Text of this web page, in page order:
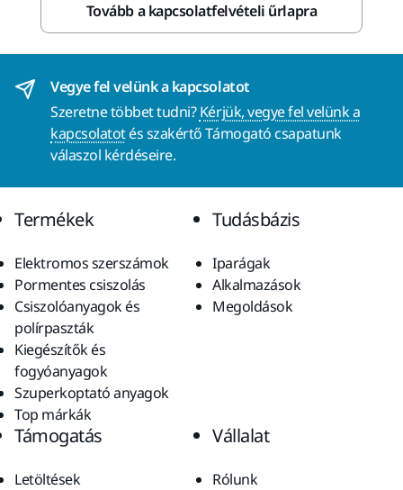
Tovább a kapcsolatfelvételi űrlapra
Vegye fel velünk a kapcsolatot
Szeretne többet tudni?Kérjük, vegye fel velünk a
kapcsolatotés szakértő Támogató csapatunk
válaszol kérdéseire.
Termékek
Elektromos szerszámok
Pormentes csiszolás
Csiszolóanyagok és
polírpaszták
Kiegészítők és
fogyóanyagok
Szuperkoptató anyagok
Top márkák
Tudásbázis
Iparágak
Alkalmazások
Megoldások
Támogatás
Letöltések
Vállalat
Rólunk